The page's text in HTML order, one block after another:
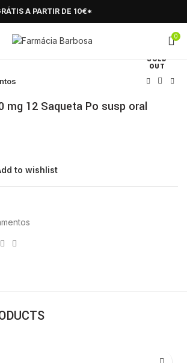
A PARTIR DE 10€*
0
SOLD
OUT
mg 12 Saqueta Po susp oral
to wishlist